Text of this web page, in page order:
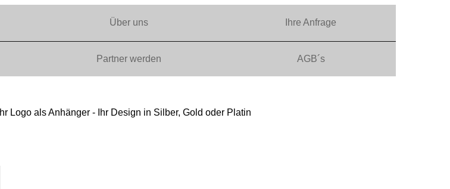
Über uns Ihre Anfrage
Partner werden AGB´s
Ihr Logo als Anhänger - Ihr Design in Silber, Gold oder Platin